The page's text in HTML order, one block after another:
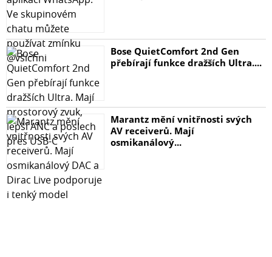
Bose QuietComfort 2nd Gen
přebírají funkce dražších Ultra....
Marantz mění vnitřnosti svých
AV receiverů. Mají
osmikanálový...